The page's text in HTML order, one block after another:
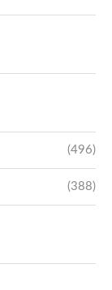
(496)
(388)